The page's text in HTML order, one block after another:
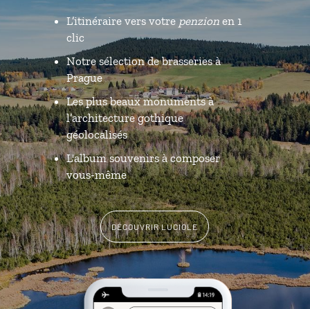
L’itinéraire vers votre penzion en 1
clic
Notre sélection de brasseries à
Prague
Les plus beaux monuments à
l’architecture gothique
géolocalisés
L'album souvenirs à composer
vous-même
DÉCOUVRIR LUCIOLE